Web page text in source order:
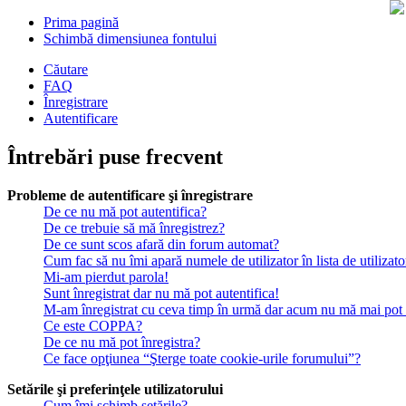
Prima pagină
Schimbă dimensiunea fontului
Căutare
FAQ
Înregistrare
Autentificare
Întrebări puse frecvent
Probleme de autentificare şi înregistrare
De ce nu mă pot autentifica?
De ce trebuie să mă înregistrez?
De ce sunt scos afară din forum automat?
Cum fac să nu îmi apară numele de utilizator în lista de
Mi-am pierdut parola!
Sunt înregistrat dar nu mă pot autentifica!
M-am înregistrat cu ceva timp în urmă dar acum nu mă mai pot
Ce este COPPA?
De ce nu mă pot înregistra?
Ce face opţiunea “Şterge toate cookie-urile forumului”?
Setările şi preferinţele utilizatorului